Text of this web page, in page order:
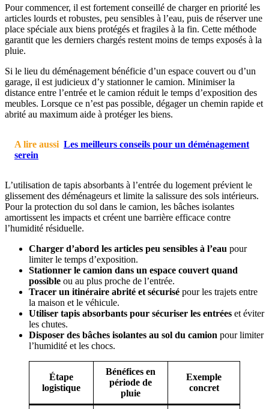
Pour commencer, il est fortement conseillé de charger en priorité les
articles lourds et robustes, peu sensibles à l’eau, puis de réserver une
place spéciale aux biens protégés et fragiles à la fin. Cette méthode
garantit que les derniers chargés restent moins de temps exposés à la
pluie.
Si le lieu du déménagement bénéficie d’un espace couvert ou d’un
garage, il est judicieux d’y stationner le camion. Minimiser la
distance entre l’entrée et le camion réduit le temps d’exposition des
meubles. Lorsque ce n’est pas possible, dégager un chemin rapide et
abrité au maximum aide à protéger les biens.
A lire aussi Les meilleurs conseils pour un déménagement
serein
L’utilisation de tapis absorbants à l’entrée du logement prévient le
glissement des déménageurs et limite la salissure des sols intérieurs.
Pour la protection du sol dans le camion, les bâches isolantes
amortissent les impacts et créent une barrière efficace contre
l’humidité résiduelle.
Charger d’abord les articles peu sensibles à l’eau pour
limiter le temps d’exposition.
Stationner le camion dans un espace couvert quand
possible ou au plus proche de l’entrée.
Tracer un itinéraire abrité et sécurisé pour les trajets entre
la maison et le véhicule.
Utiliser tapis absorbants pour sécuriser les entrées et éviter
les chutes.
Disposer des bâches isolantes au sol du camion pour limiter
l’humidité et les chocs.
Étape
logistique
Bénéfices en
période de
pluie
Exemple
concret